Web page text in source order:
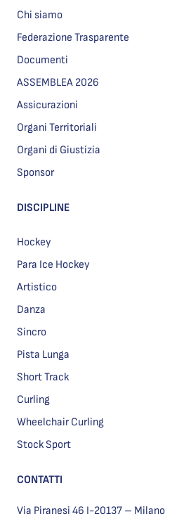
Chi siamo
Federazione Trasparente
Documenti
ASSEMBLEA 2026
Assicurazioni
Organi Territoriali
Organi di Giustizia
Sponsor
DISCIPLINE
Hockey
Para Ice Hockey
Artistico
Danza
Sincro
Pista Lunga
Short Track
Curling
Wheelchair Curling
Stock Sport
CONTATTI
Via Piranesi 46 I-20137 – Milano